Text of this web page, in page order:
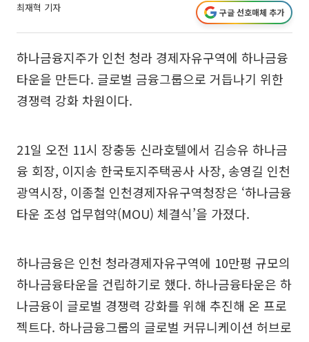
최재혁 기자 구글 선호매체 추가
하나금융지주가 인천 청라 경제자유구역에 하나금융
타운을 만든다. 글로벌 금융그룹으로 거듭나기 위한
경쟁력 강화 차원이다.
21일 오전 11시 장충동 신라호텔에서 김승유 하나금
융 회장, 이지송 한국토지주택공사 사장, 송영길 인천
광역시장, 이종철 인천경제자유구역청장은 ‘하나금융
타운 조성 업무협약(MOU) 체결식’을 가졌다.
하나금융은 인천 청라경제자유구역에 10만평 규모의
하나금융타운을 건립하기로 했다. 하나금융타운은 하
나금융이 글로벌 경쟁력 강화를 위해 추진해 온 프로
젝트다. 하나금융그룹의 글로벌 커뮤니케이션 허브로